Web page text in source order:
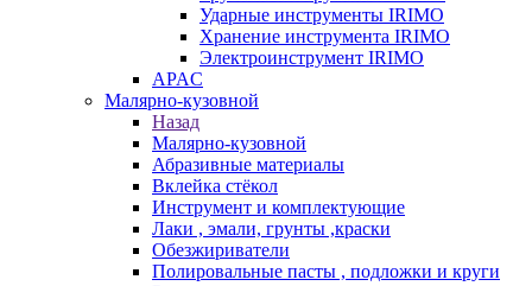
Ударные инструменты IRIMO
Хранение инструмента IRIMO
Электроинструмент IRIMO
APAC
Малярно-кузовной
Назад
Малярно-кузовной
Абразивные материалы
Вклейка стёкол
Инструмент и комплектующие
Лаки , эмали, грунты ,краски
Обезжириватели
Полировальные пасты , подложки и круги